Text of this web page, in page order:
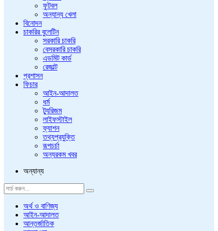
ফুটবল
অন্যান্য খেলা
বিনোদন
চাকরির বুলেটিন
সরকারি চাকরি
বেসরকারি চাকরি
এডমিট কার্ড
রেজাল্ট
প্রশাসন
ফিচার
আইন-আদালত
ধর্ম
ট্যুরিজম
লাইফস্টাইল
ফ্যাশন
তথ্যপ্রযুক্তি
রূপচর্চা
অন্যরকম খবর
অন্যান্য
অর্থ ও বাণিজ্য
আইন-আদালত
আন্তর্জাতিক